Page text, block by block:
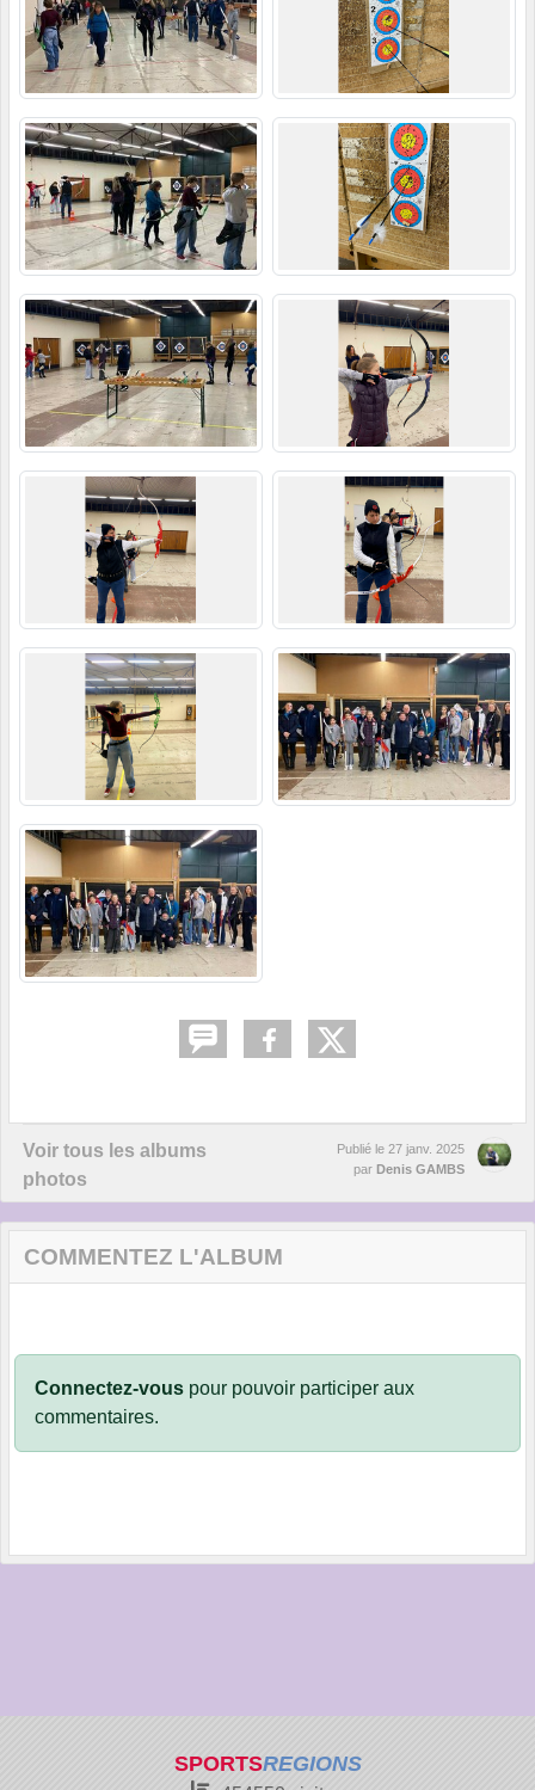
Voir tous les albums
photos
Publié le 27 janv. 2025
par Denis GAMBS
COMMENTEZ L'ALBUM
Connectez-vous pour pouvoir participer aux
commentaires.
SPORTSREGIONS